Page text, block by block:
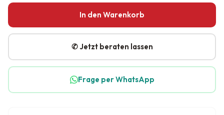
In den Warenkorb
✆ Jetzt beraten lassen
Frage per WhatsApp